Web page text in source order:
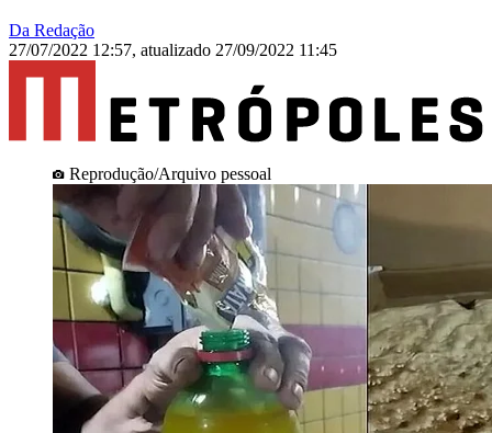
Da Redação
27/07/2022 12:57, atualizado 27/09/2022 11:45
Reprodução/Arquivo pessoal